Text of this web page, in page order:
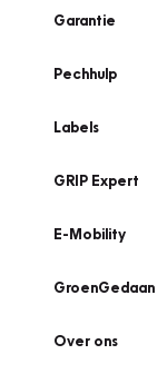
Garantie
Pechhulp
Labels
GRIP Expert
E-Mobility
GroenGedaan
Over ons